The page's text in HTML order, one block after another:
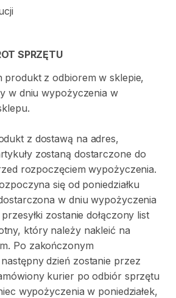
SPRZĘTU
produkt z odbiorem w sklepie,
w dniu wypożyczenia w
z dostawą na adres,
zostaną dostarczone do
rozpoczęciem wypożyczenia.
się od poniedziałku
w dniu wypożyczenia
zostanie dołączony list
który należy nakleić na
Po zakończonym
dzień zostanie przez
kurier po odbiór sprzętu
wypożyczenia w poniedziałek,